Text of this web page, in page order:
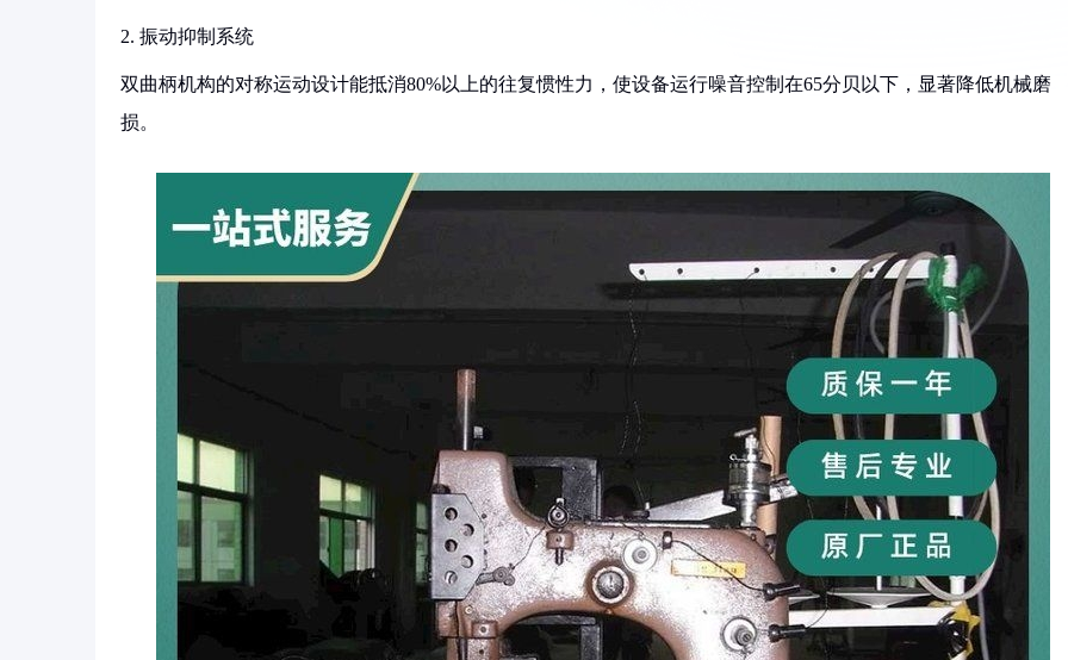
2. 振动抑制系统
双曲柄机构的对称运动设计能抵消80%以上的往复惯性力，使设备运行噪音控制在65分贝以下，显著降低机械磨
损。